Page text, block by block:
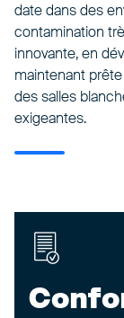
date dans des
contamination
innovante, en
maintenant
des salles
exigeantes.